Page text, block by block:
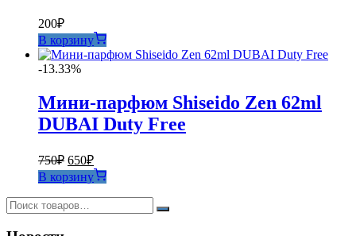
200₽
В корзину
-13.33%
Мини-парфюм Shiseido Zen 62ml
DUBAI Duty Free
750₽ Первоначальная
цена
составляла
750₽.
650₽Текущая
цена:
650₽.
В корзину